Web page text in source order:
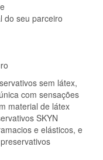
do seu parceiro
sem látex,
com sensações
material de látex
SKYN
e elásticos, e